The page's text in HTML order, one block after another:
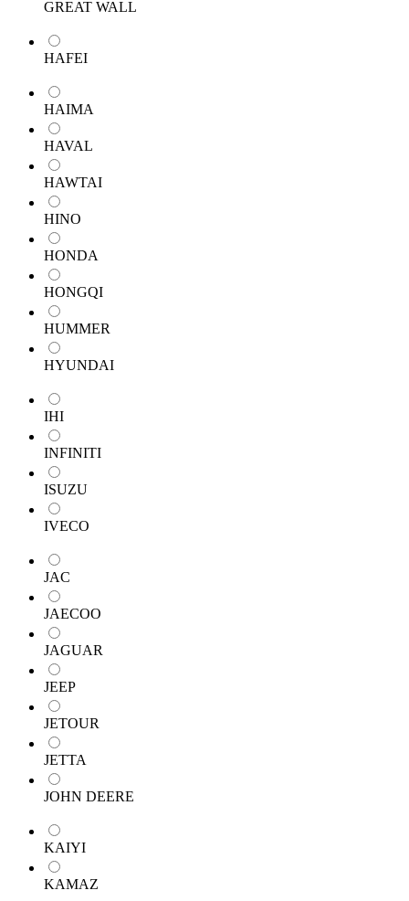
GREAT WALL
HAFEI
HAIMA
HAVAL
HAWTAI
HINO
HONDA
HONGQI
HUMMER
HYUNDAI
IHI
INFINITI
ISUZU
IVECO
JAC
JAECOO
JAGUAR
JEEP
JETOUR
JETTA
JOHN DEERE
KAIYI
KAMAZ